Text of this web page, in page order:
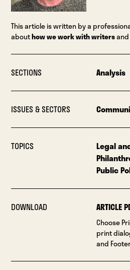
This article is written by a
abouthow we work with writers
SECTIONS Analysis
ISSUES & SECTORS
TOPICS Legal
Public
DOWNLOAD ARTICLE
Choose
print
and